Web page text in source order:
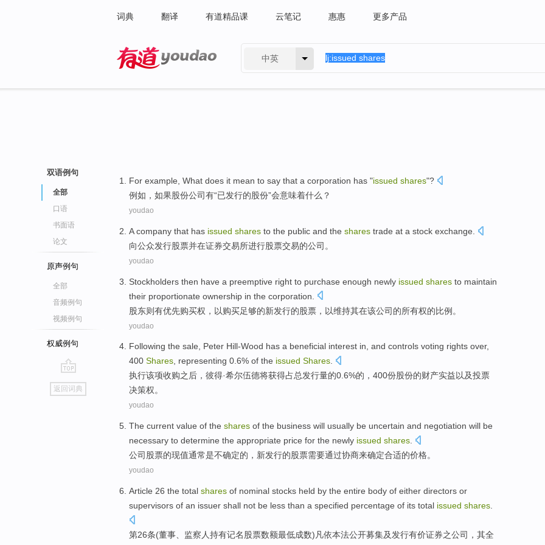
词典 翻译 有道精品课 云笔记 惠惠 更多产品
中英
双语例句
全部
口语
书面语
论文
原声例句
全部
音频例句
视频例句
权威例句
go
top
返回词典
For example What does it mean to say that a corporation has "issued shares"?
例如 ，如果股份公司有“已发行的股份”会意味着什么 ？
youdao
Acompany that has issued shares to the public and the shares trade at a stock exchange
向公众发行股票并在证券交易所进行股票交易的公司 。
youdao
Stockholders then have a preemptive right to purchase enough newly issued shares to maintain
their proportionate ownership in the corporation
股东则有优先购买权 ， 以购买足够的新发行的股票 ，以维持其在该公司的所有权的比例。
youdao
Following the sale, Peter Hill-Wood has a beneficial interest in, and controls voting rights over,
400 Shares, representing 0.6% of the issued Shares.
执行该项收购之后， 彼得·希尔伍德将获得占总发行量的0.6%的，400份股份的财产实益以及投票
决策权。
youdao
The current value of the shares of the business will usually be uncertain and negotiation will be
necessary to determine the appropriate price for the newly issued shares
公司 股票的现值通常是不确定的， 新发行的股票需要通过协商来确定合适的价格。
youdao
Article 26 the total shares of nominal stocks held by the entire body of either directors or
supervisors of an issuer shall not be less than a specified percentage of its total issued shares
第26条(董事 监察 人持有记名 股票数额最低成数)凡依本法公开募集及发行有价证券之公司， 其全